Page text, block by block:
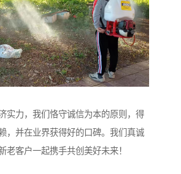
实力，我们恪守诚信为本的原则，得
，并在业界获得好的口碑。我们真诚
老客户一起携手共创美好未来！